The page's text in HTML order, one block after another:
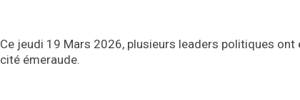
Ce jeudi 19 Mars 2026, plusieurs leaders politiques
cité émeraude.